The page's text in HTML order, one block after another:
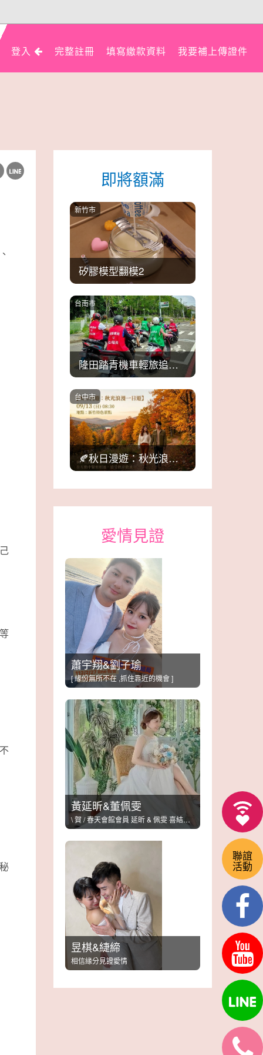
填寫繳款資料 我要補上傳證件
登入 完整註冊
聯誼
活動
、
即將額滿
矽膠模型翻模2
新竹市
隆田踏青機車輕旅追風去
台南市
🍂秋日漫遊：秋光浪漫一日遊
台中市
愛情見證
蕭宇翔&劉子瑜
[ 緣份無所不在 ,抓住靠近的機會 ]
黃延昕&董佩雯
\ 賀 / 春天會館會員 延昕 & 佩雯 喜結良緣
昱棋&緁締
相信緣分見證愛情